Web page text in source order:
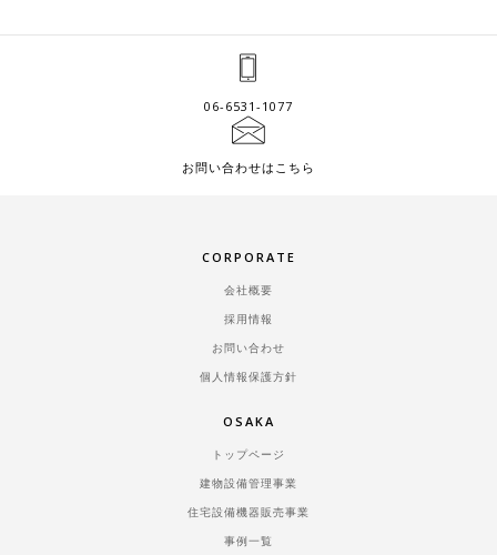
06-6531-1077
お問い合わせはこちら
CORPORATE
会社概要
採用情報
お問い合わせ
個人情報保護方針
OSAKA
トップページ
建物設備管理事業
住宅設備機器販売事業
事例一覧